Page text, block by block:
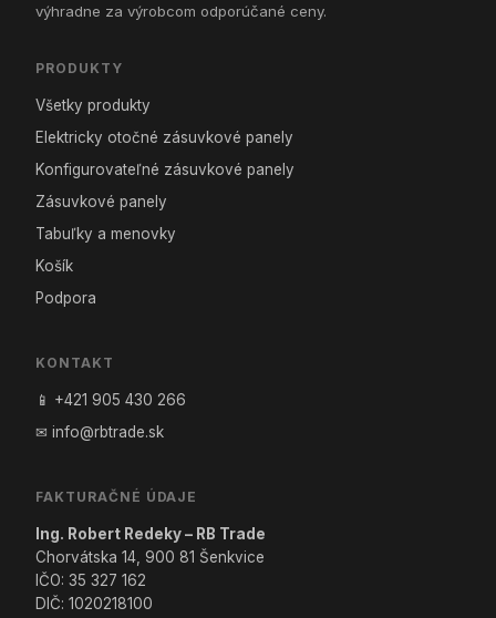
výhradne za výrobcom odporúčané ceny.
PRODUKTY
Všetky produkty
Elektricky otočné zásuvkové panely
Konfigurovateľné zásuvkové panely
Zásuvkové panely
Tabuľky a menovky
Košík
Podpora
KONTAKT
📱 +421 905 430 266
✉ info@rbtrade.sk
FAKTURAČNÉ ÚDAJE
Ing. Robert Redeky – RB Trade
Chorvátska 14, 900 81 Šenkvice
IČO: 35 327 162
DIČ: 1020218100